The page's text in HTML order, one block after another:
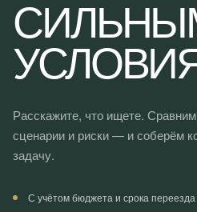
Расскажите, что ищете.
сценарии и риски — и соберём
задачу.
С учётом бюджета и срока переезда